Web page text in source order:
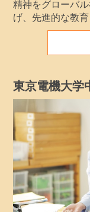
精神をグローバ
げ、先進的な教育
東京電機大学